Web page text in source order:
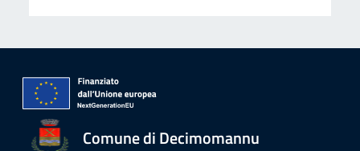
Comune di Decimomannu